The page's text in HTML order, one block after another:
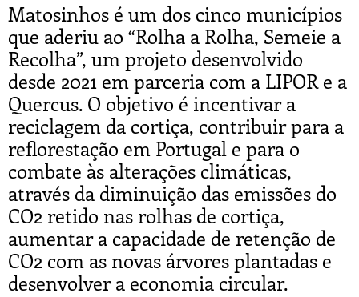
Matosinhos é um dos cinco municípios
que aderiu ao “Rolha a Rolha, Semeie a
Recolha”, um projeto desenvolvido
desde 2021 em parceria com a LIPOR e a
Quercus. O objetivo é incentivar a
reciclagem da cortiça, contribuir para a
reflorestação em Portugal e para o
combate às alterações climáticas,
através da diminuição das emissões do
CO2 retido nas rolhas de cortiça,
aumentar a capacidade de retenção de
CO2 com as novas árvores plantadas e
desenvolver a economia circular.